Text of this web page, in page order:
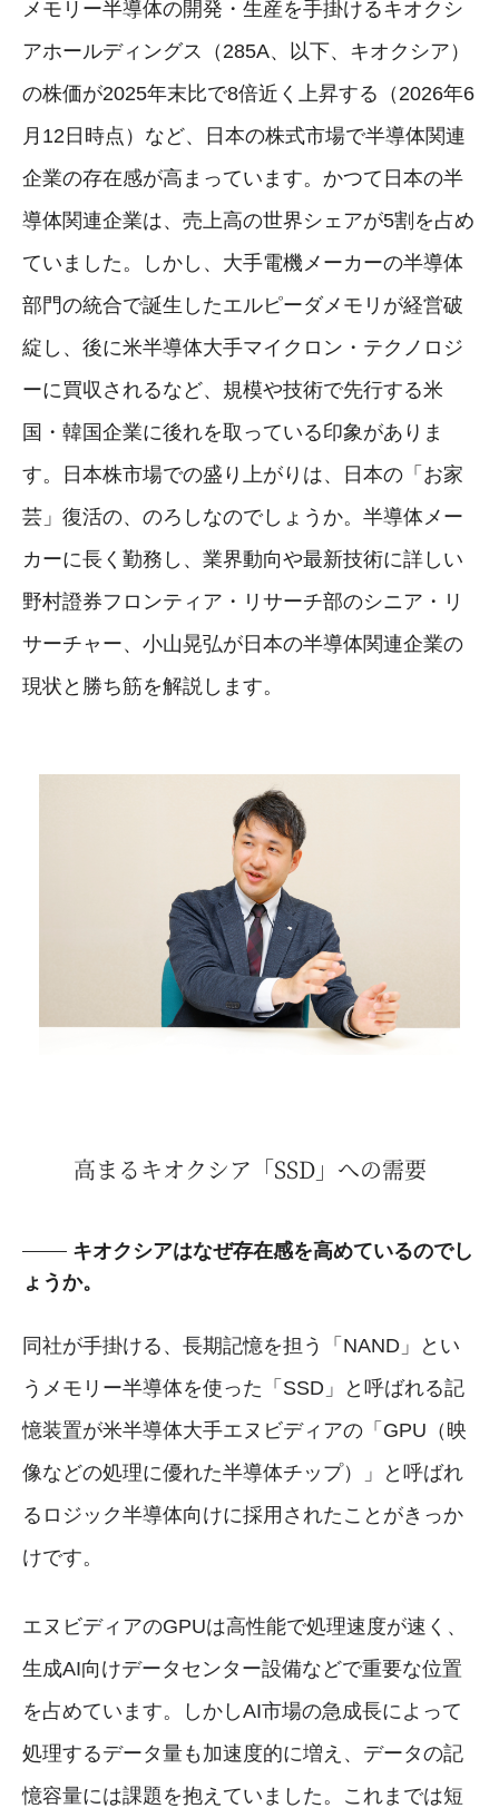
メモリー半導体の開発・生産を手掛けるキオクシ
アホールディングス（285A、以下、キオクシア）
の株価が2025年末比で8倍近く上昇する（2026年6
月12日時点）など、日本の株式市場で半導体関連
企業の存在感が高まっています。かつて日本の半
導体関連企業は、売上高の世界シェアが5割を占め
ていました。しかし、大手電機メーカーの半導体
部門の統合で誕生したエルピーダメモリが経営破
綻し、後に米半導体大手マイクロン・テクノロジ
ーに買収されるなど、規模や技術で先行する米
国・韓国企業に後れを取っている印象がありま
す。日本株市場での盛り上がりは、日本の「お家
芸」復活の、のろしなのでしょうか。半導体メー
カーに長く勤務し、業界動向や最新技術に詳しい
野村證券フロンティア・リサーチ部のシニア・リ
サーチャー、小山晃弘が日本の半導体関連企業の
現状と勝ち筋を解説します。
高まるキオクシア「SSD」への需要
キオクシアはなぜ存在感を高めているのでし
ょうか。
同社が手掛ける、長期記憶を担う「NAND」とい
うメモリー半導体を使った「SSD」と呼ばれる記
憶装置が米半導体大手エヌビディアの「GPU（映
像などの処理に優れた半導体チップ）」と呼ばれ
るロジック半導体向けに採用されたことがきっか
けです。
エヌビディアのGPUは高性能で処理速度が速く、
生成AI向けデータセンター設備などで重要な位置
を占めています。しかしAI市場の急成長によって
処理するデータ量も加速度的に増え、データの記
憶容量には課題を抱えていました。これまでは短